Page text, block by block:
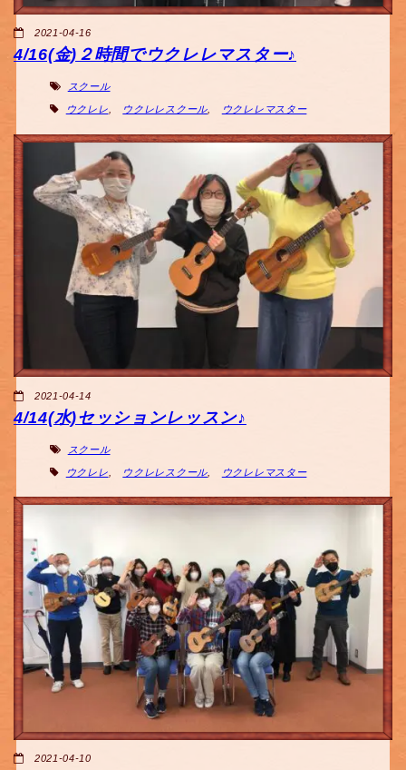
2021-04-16
4/16(金)２時間でウクレレマスター♪
スクール
ウクレレ ウクレレスクール, ウクレレマスター
2021-04-14
4/14(水)セッションレッスン♪
スクール
ウクレレ ウクレレスクール, ウクレレマスター
2021-04-10